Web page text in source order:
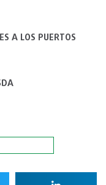
A LOS PUERTOS